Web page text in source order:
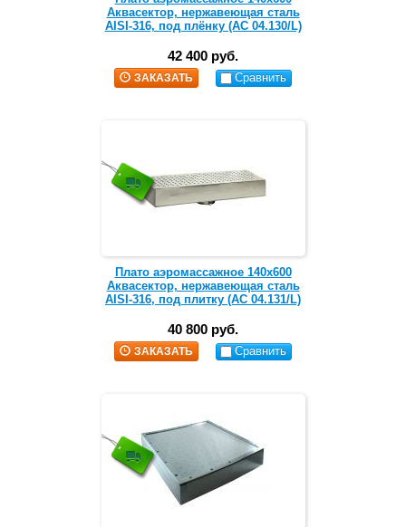
Аквасектор, нержавеющая сталь
AISI-316, под плёнку (АС 04.130/L)
42 400 руб.
ЗАКАЗАТЬ Сравнить
Плато аэромассажное 140х600
Аквасектор, нержавеющая сталь
AISI-316, под плитку (АС 04.131/L)
40 800 руб.
ЗАКАЗАТЬ Сравнить